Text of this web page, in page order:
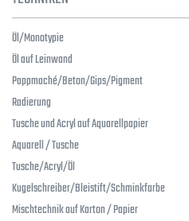
Öl/Monotypie
Öl auf Leinwand
Pappmaché/Beton/Gips/Pigment
Radierung
Tusche und Acryl auf Aquarellpapier
Aquarell / Tusche
Tusche/Acryl/Öl
Kugelschreiber/Bleistift/Schminkfarbe
Mischtechnik auf Karton / Papier